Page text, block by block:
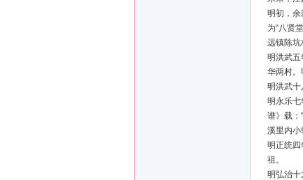
明初，余
为“八贤
远镇陈坑
明洪武
华两村。
明洪武十
明永乐
谱》载：
溪里内小
明正统
祖。
明弘治十